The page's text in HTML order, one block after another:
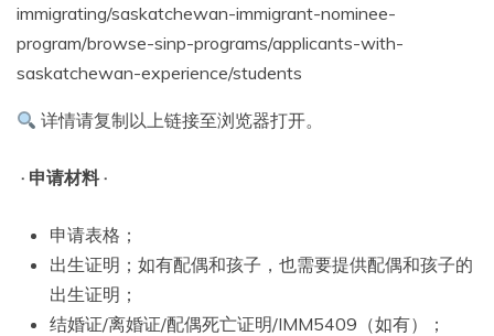
immigrating/saskatchewan-immigrant-nominee-
program/browse-sinp-programs/applicants-with-
saskatchewan-experience/students
详情请复制以上链接至浏览器打开。
· 申请材料 ·
申请表格；
出生证明；如有配偶和孩子，也需要提供配偶和孩子的
出生证明；
结婚证/离婚证/配偶死亡证明/IMM5409（如有）；